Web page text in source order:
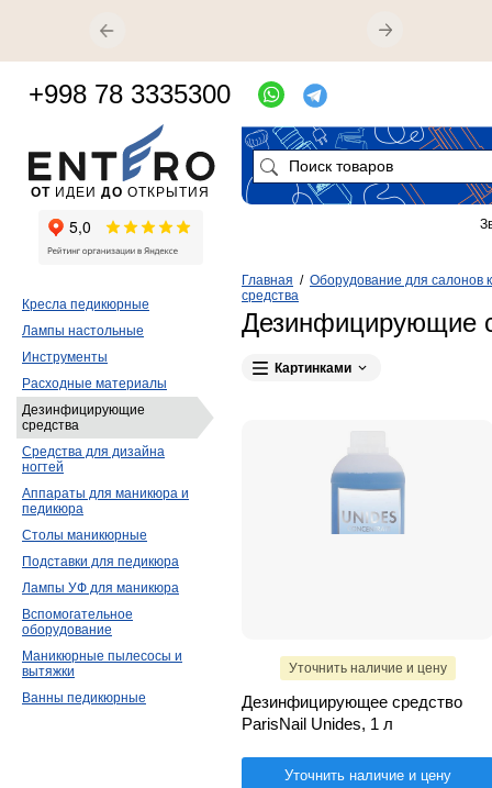
Главная / Оборудование для салонов
средства
Дезинфицирующие
Картинками
Уточнить наличие и цену
Дезинфицирующее средство
ParisNail Unides, 1 л
Уточнить наличие и цену
Кресла педикюрные
Лампы настольные
Инструменты
Расходные материалы
Дезинфицирующие
средства
Средства для дизайна
ногтей
Аппараты для маникюра и
педикюра
Столы маникюрные
Подставки для педикюра
Лампы УФ для маникюра
Вспомогательное
оборудование
Маникюрные пылесосы и
вытяжки
Ванны педикюрные
ОТ ИДЕИ ДО ОТКРЫТИЯ
+998 78 3335300